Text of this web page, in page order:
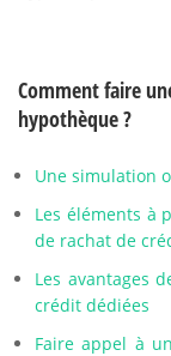
Comment faire
hypothèque ?
Une simulation
Les éléments à
de rachat de
Les avantages
crédit dédiées
Faire appel à